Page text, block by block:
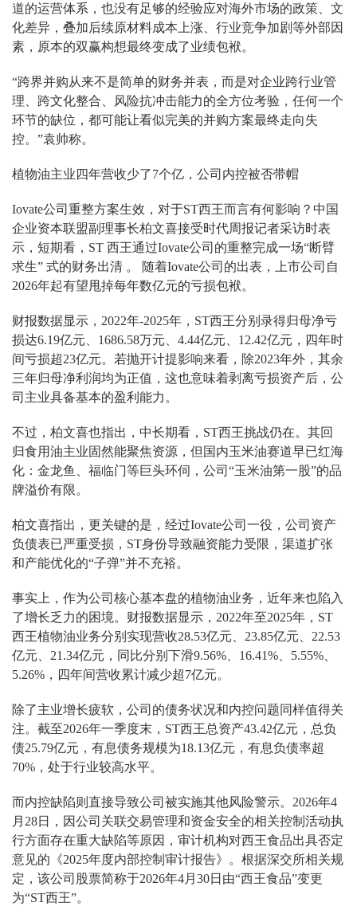
道的运营体系，也没有足够的经验应对海外市场的政策、文
化差异，叠加后续原材料成本上涨、行业竞争加剧等外部因
素，原本的双赢构想最终变成了业绩包袱。
“跨界并购从来不是简单的财务并表，而是对企业跨行业管
理、跨文化整合、风险抗冲击能力的全方位考验，任何一个
环节的缺位，都可能让看似完美的并购方案最终走向失
控。”袁帅称。
植物油主业四年营收少了7个亿，公司内控被否带帽
Iovate公司重整方案生效，对于ST西王而言有何影响？中国
企业资本联盟副理事长柏文喜接受时代周报记者采访时表
示，短期看，ST 西王通过Iovate公司的重整完成一场“断臂
求生” 式的财务出清 。 随着Iovate公司的出表，上市公司自
2026年起有望甩掉每年数亿元的亏损包袱。
财报数据显示，2022年-2025年，ST西王分别录得归母净亏
损达6.19亿元、1686.58万元、4.44亿元、12.42亿元，四年时
间亏损超23亿元。若抛开计提影响来看，除2023年外，其余
三年归母净利润均为正值，这也意味着剥离亏损资产后，公
司主业具备基本的盈利能力。
不过，柏文喜也指出，中长期看，ST西王挑战仍在。其回
归食用油主业固然能聚焦资源，但国内玉米油赛道早已红海
化：金龙鱼、福临门等巨头环伺，公司“玉米油第一股”的品
牌溢价有限。
柏文喜指出，更关键的是，经过Iovate公司一役，公司资产
负债表已严重受损，ST身份导致融资能力受限，渠道扩张
和产能优化的“子弹”并不充裕。
事实上，作为公司核心基本盘的植物油业务，近年来也陷入
了增长乏力的困境。财报数据显示，2022年至2025年，ST
西王植物油业务分别实现营收28.53亿元、23.85亿元、22.53
亿元、21.34亿元，同比分别下滑9.56%、16.41%、5.55%、
5.26%，四年间营收累计减少超7亿元。
除了主业增长疲软，公司的债务状况和内控问题同样值得关
注。截至2026年一季度末，ST西王总资产43.42亿元，总负
债25.79亿元，有息债务规模为18.13亿元，有息负债率超
70%，处于行业较高水平。
而内控缺陷则直接导致公司被实施其他风险警示。2026年4
月28日，因公司关联交易管理和资金安全的相关控制活动执
行方面存在重大缺陷等原因，审计机构对西王食品出具否定
意见的《2025年度内部控制审计报告》。根据深交所相关规
定，该公司股票简称于2026年4月30日由“西王食品”变更
为“ST西王”。